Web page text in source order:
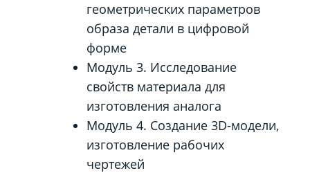
геометрических параметров
образа детали в цифровой
форме
Модуль 3. Исследование
свойств материала для
изготовления аналога
Модуль 4. Создание 3D-модели,
изготовление рабочих
чертежей